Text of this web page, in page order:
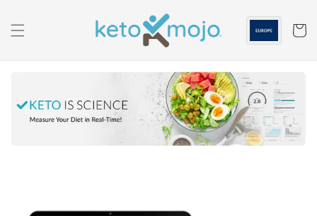
contenido
Carrito